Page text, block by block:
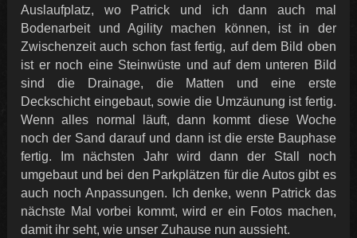
Auslaufplatz, wo Patrick und ich dann auch mal
Bodenarbeit und Agility machen können, ist in der
Zwischenzeit auch schon fast fertig, auf dem Bild oben
ist er noch eine Steinwüste und auf dem unteren Bild
sind die Drainage, die Matten und eine erste
Deckschicht eingebaut, sowie die Umzäunung ist fertig.
Wenn alles normal läuft, dann kommt diese Woche
noch der Sand darauf und dann ist die erste Bauphase
fertig. Im nächsten Jahr wird dann der Stall noch
umgebaut und bei den Parkplätzen für die Autos gibt es
auch noch Anpassungen. Ich denke, wenn Patrick das
nächste Mal vorbei kommt, wird er ein Fotos machen,
damit ihr seht, wie unser Zuhause nun aussieht.